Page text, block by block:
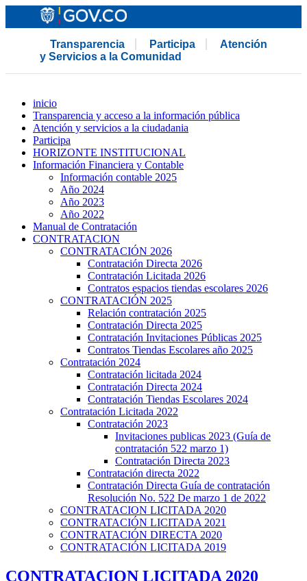
Transparencia Participa
Atención
y Servicios a la Comunidad
inicio
Transparencia y acceso a la información pública
Atención y servicios a la ciudadania
Participa
HORIZONTE INSTITUCIONAL
Información Financiera y Contable
Información contable 2025
Año 2024
Año 2023
Año 2022
Manual de Contratación
CONTRATACION
CONTRATACIÓN 2026
Contratación Directa 2026
Contratación Licitada 2026
Contratos espacios tiendas escolares 2026
CONTRATACIÓN 2025
Relación contratación 2025
Contratación Directa 2025
Contratación Invitaciones Públicas 2025
Contratos Tiendas Escolares año 2025
Contratación 2024
Contratación licitada 2024
Contratación Directa 2024
Contratación Tiendas Escolares 2024
Contratación Licitada 2022
Contratación 2023
Invitaciones publicas 2023 (Guía de
contratación 522 marzo 1)
Contratación Directa 2023
Contratación directa 2022
Contratación Directa Guía de contratación
Resolución No. 522 De marzo 1 de 2022
CONTRATACION LICITADA 2020
CONTRATACIÓN LICITADA 2021
CONTRATACIÓN DIRECTA 2020
CONTRATACIÓN LICITADA 2019
CONTRATACION LICITADA 2020